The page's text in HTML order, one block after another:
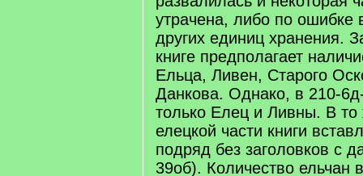
утрачена, либо по ошибке
других единиц хранения.
книге предполагает
Ельца, Ливен, Старого
Данкова. Однако, в 210-
только Елец и Ливны. В
елецкой части книги
подряд без заголовков с
39об). Количество ельчан